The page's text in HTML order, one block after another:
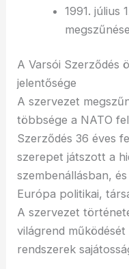
1991. július
megszűnése
A Varsói Szerződés
jelentősége
A szervezet
többsége a NATO
Szerződés 36 éves
szerepet játszott a
szembenállásban,
Európa politikai,
A szervezet
világrend
rendszerek